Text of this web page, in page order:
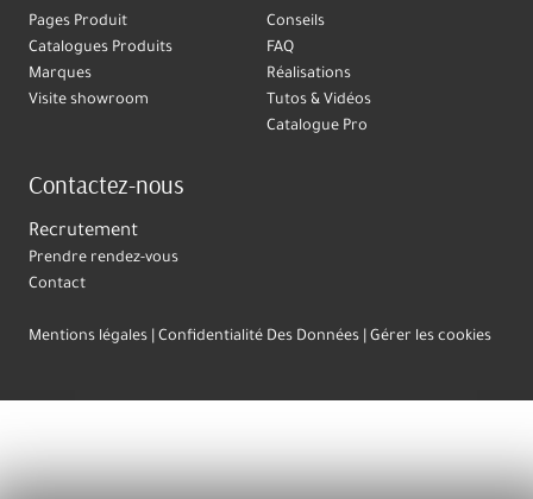
Pages Produit
Catalogues Produits
Marques
Visite showroom
Conseils
FAQ
Réalisations
Tutos & Vidéos
Catalogue Pro
Contactez-nous
Recrutement
Prendre rendez-vous
Contact
Mentions légales Confidentialité Des Données Gérer les cookies